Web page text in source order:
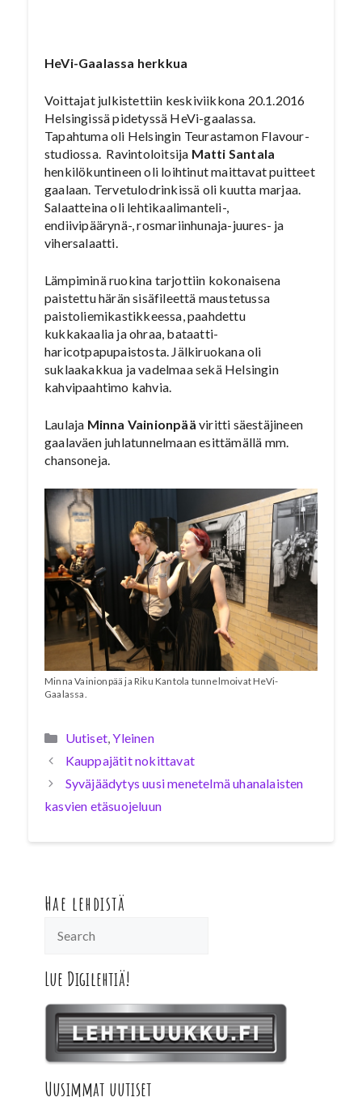
HeVi-Gaalassa herkkua
Voittajat julkistettiin keskiviikkona 20.1.2016
Helsingissä pidetyssä HeVi-gaalassa.
Tapahtuma oli Helsingin Teurastamon Flavour-
studiossa. Ravintoloitsija Matti Santala
henkilökuntineen oli loihtinut maittavat puitteet
gaalaan. Tervetulodrinkissä oli kuutta marjaa.
Salaatteina oli lehtikaalimanteli-,
endiivipäärynä-, rosmariinhunaja-juures- ja
vihersalaatti.
Lämpiminä ruokina tarjottiin kokonaisena
paistettu härän sisäfileettä maustetussa
paistoliemikastikkeessa, paahdettu
kukkakaalia ja ohraa, bataatti-
haricotpapupaistosta. Jälkiruokana oli
suklaakakkua ja vadelmaa sekä Helsingin
kahvipaahtimo kahvia.
Laulaja Minna Vainionpää viritti säestäjineen
gaalaväen juhlatunnelmaan esittämällä mm.
chansoneja.
Minna Vainionpää ja Riku Kantola tunnelmoivat HeVi-
Gaalassa.
Kategoriat
Uutiset,Yleinen
Kauppajätit nokittavat
Syväjäädytys uusi menetelmä uhanalaisten
kasvien etäsuojeluun
Hae lehdistä
Lue Digilehtiä!
Uusimmat uutiset